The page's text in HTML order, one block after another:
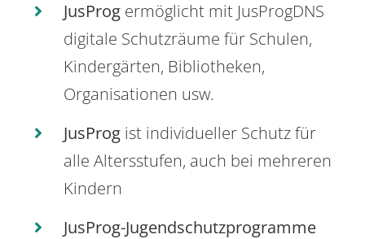
JusProg ermöglicht mit JusProgDNS
digitale Schutzräume für Schulen,
Kindergärten, Bibliotheken,
Organisationen usw.
JusProg ist individueller Schutz für
alle Altersstufen, auch bei mehreren
Kindern
JusProg-Jugendschutzprogramme